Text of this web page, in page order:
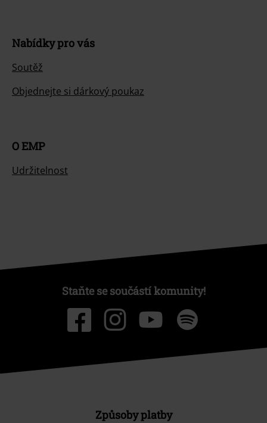
Nabídky pro vás
Soutěž
Objednejte si dárkový poukaz
O EMP
Udržitelnost
Staňte se součástí komunity!
Způsoby platby